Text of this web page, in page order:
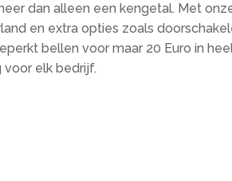
dan alleen een kengetal. Met
en extra opties zoals
bellen voor maar 20 Euro in
elk bedrijf.